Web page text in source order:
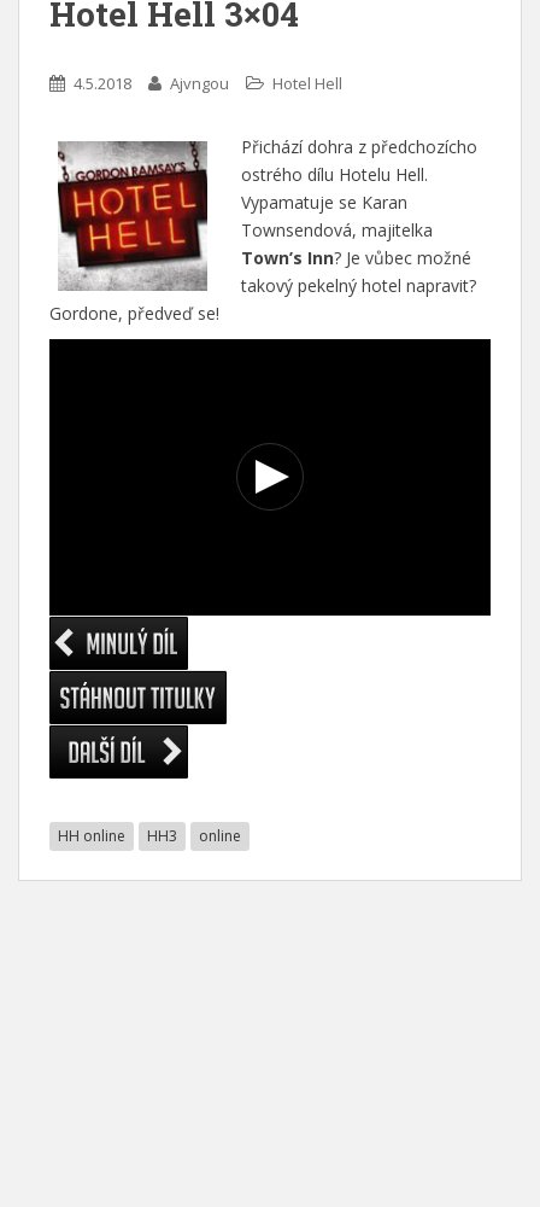
Hotel Hell 3×04
4.5.2018 Ajvngou Hotel Hell
Přichází dohra z předchozícho
ostrého dílu Hotelu Hell.
Vypamatuje se Karan
Townsendová, majitelka
Town’s Inn? Je vůbec možné
takový pekelný hotel napravit?
Gordone, předveď se!
HH online HH3 online